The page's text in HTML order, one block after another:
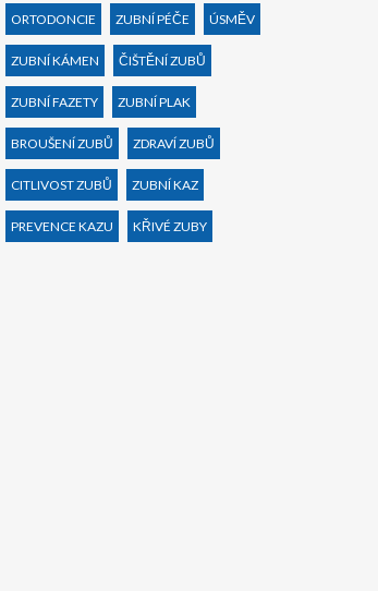
ORTODONCIE ZUBNÍ PÉČE ÚSMĚV
ZUBNÍ KÁMEN ČIŠTĚNÍ ZUBŮ
ZUBNÍ FAZETY ZUBNÍ PLAK
BROUŠENÍ ZUBŮ ZDRAVÍ ZUBŮ
CITLIVOST ZUBŮ ZUBNÍ KAZ
PREVENCE KAZU KŘIVÉ ZUBY